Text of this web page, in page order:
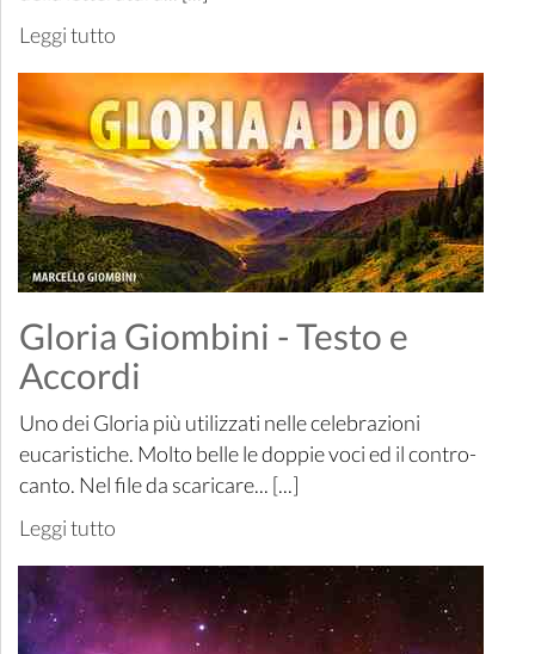
Leggi tutto
Gloria Giombini - Testo e
Accordi
Uno dei Gloria più utilizzati nelle celebrazioni
eucaristiche. Molto belle le doppie voci ed il contro-
canto. Nel file da scaricare... [...]
Leggi tutto